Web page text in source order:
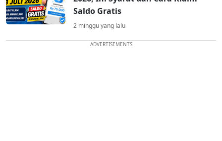
Saldo Gratis
2 minggu yang lalu
ADVERTISEMENTS